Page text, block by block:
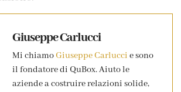
Giuseppe Carlucci
Mi chiamoGiuseppe Carlucci e sono
il fondatore di QuBox. Aiuto le
aziende a costruire relazioni solide,